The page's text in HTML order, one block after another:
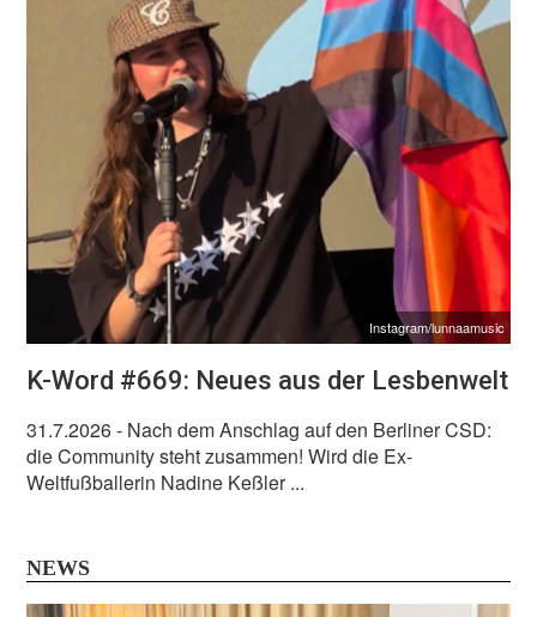
Instagram/lunnaamusic
K-Word #669: Neues aus der Lesbenwelt
31.7.2026- Nach dem Anschlag auf den Berliner CSD:
die Community steht zusammen! Wird die Ex-
Weltfußballerin Nadine Keßler ...
NEWS